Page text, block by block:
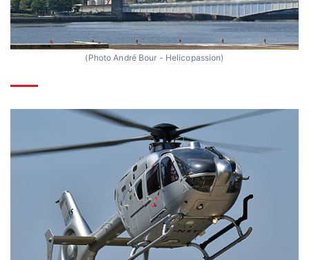
(Photo André Bour - Helicopassion)